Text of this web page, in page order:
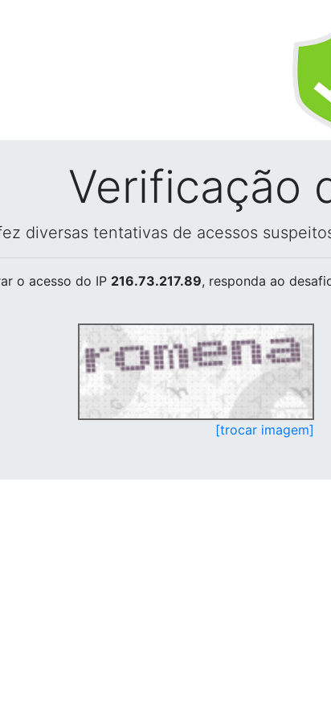
Verificação
diversas tentativas de acessos
o acesso do IP 216.73.217.89, responda ao
[trocar imagem]